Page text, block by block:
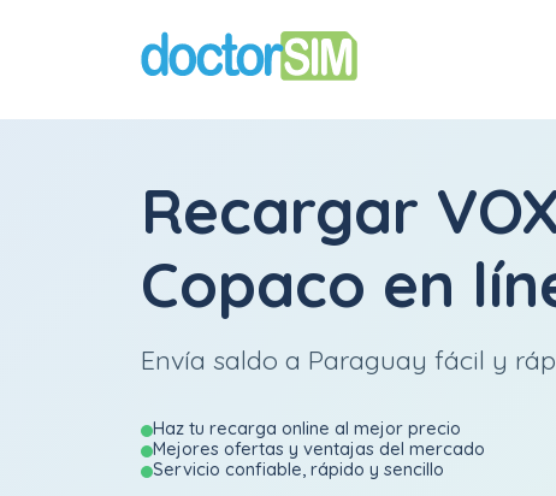
Recargar
Copaco en
Envía saldo a Paraguay fácil y
Haz tu recarga online al mejor precio
Mejores ofertas y ventajas del mercado
Servicio confiable, rápido y sencillo